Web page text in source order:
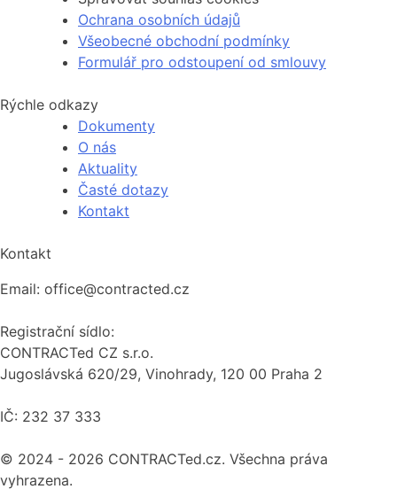
Ochrana osobních údajů
Všeobecné obchodní podmínky
Formulář pro odstoupení od smlouvy
Rýchle odkazy
Dokumenty
O nás
Aktuality
Časté dotazy
Kontakt
Kontakt
Email: office@contracted.cz
Registrační sídlo:
CONTRACTed CZ s.r.o.
Jugoslávská 620/29, Vinohrady, 120 00 Praha 2
IČ: 232 37 333
© 2024 - 2026 CONTRACTed.cz. Všechna práva
vyhrazena.